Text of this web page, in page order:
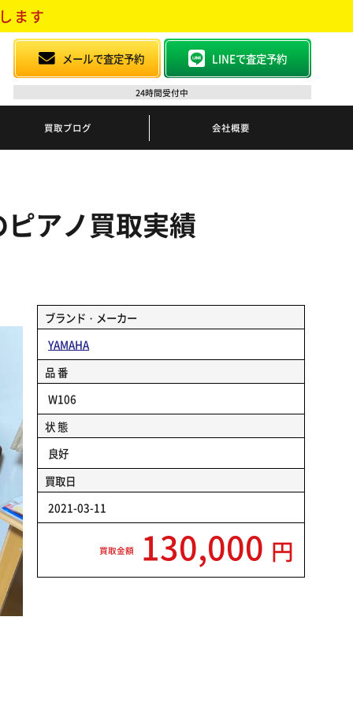
ます
買取ブログ 会社概要
メールで査定予約 LINEで査定予約
24時間受付中
ピアノ買取実績
ブランド・メーカー
YAMAHA
品 番
W106
状 態
良好
買取日
2021-03-11
買取金額 130,000 円